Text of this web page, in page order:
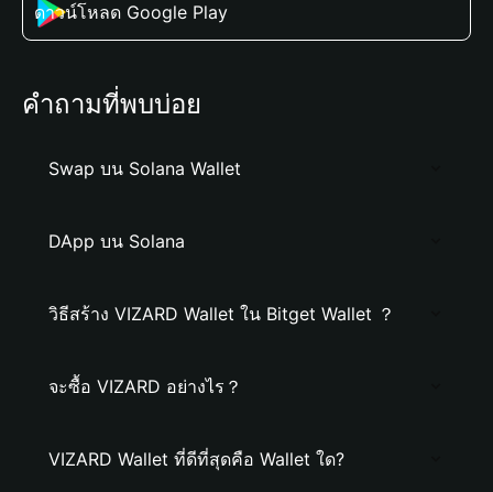
ดาวน์โหลด Google Play
คำถามที่พบบ่อย
Swap บน Solana Wallet
DApp บน Solana
วิธีสร้าง VIZARD Wallet ใน Bitget Wallet ？
จะซื้อ VIZARD อย่างไร？
VIZARD Wallet ที่ดีที่สุดคือ Wallet ใด?